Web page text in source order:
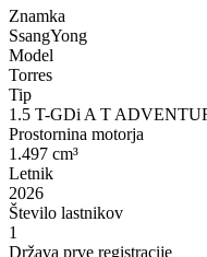
Znamka
SsangYong
Model
Torres
Tip
1.5 T-GDi A T
Prostornina motorja
1.497 cm³
Letnik
2026
Število lastnikov
1
Država prve registracije